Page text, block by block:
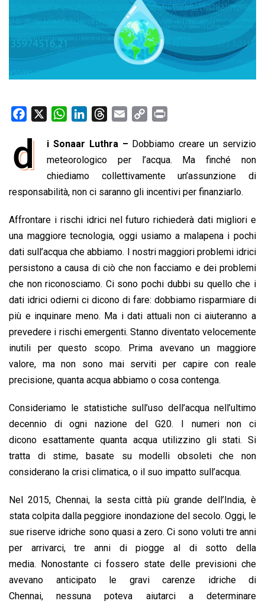
e
o
k
W
a
t
s
A
p
n
k
e
d
n
r
a
d
a
i
l
p
y
L
i
k
i
n
d i Sonaar Luthra – Dobbiamo creare un servizio
meteorologico per l’acqua. Ma finché non
chiediamo collettivamente un’assunzione di
responsabilità, non ci saranno gli incentivi per finanziarlo.
Affrontare i rischi idrici nel futuro richiederà dati migliori e
una maggiore tecnologia, oggi usiamo a malapena i pochi
dati sull’acqua che abbiamo. I nostri maggiori problemi idrici
persistono a causa di ciò che non facciamo e dei problemi
che non riconosciamo. Ci sono pochi dubbi su quello che i
dati idrici odierni ci dicono di fare: dobbiamo risparmiare di
più e inquinare meno. Ma i dati attuali non ci aiuteranno a
prevedere i rischi emergenti. Stanno diventato velocemente
inutili per questo scopo. Prima avevano un maggiore
valore, ma non sono mai serviti per capire con reale
precisione, quanta acqua abbiamo o cosa contenga.
Consideriamo le statistiche sull’uso dell’acqua nell’ultimo
decennio di ogni nazione del G20. I numeri non ci
dicono esattamente quanta acqua utilizzino gli stati. Si
tratta di stime, basate su modelli obsoleti che non
considerano la crisi climatica, o il suo impatto sull’acqua.
Nel 2015, Chennai, la sesta città più grande dell’India, è
stata colpita dalla peggiore inondazione del secolo. Oggi, le
sue riserve idriche sono quasi a zero. Ci sono voluti tre anni
per arrivarci, tre anni di piogge al di sotto della
media. Nonostante ci fossero state delle previsioni che
avevano anticipato le gravi carenze idriche di
Chennai, nessuna poteva aiutarci a determinare